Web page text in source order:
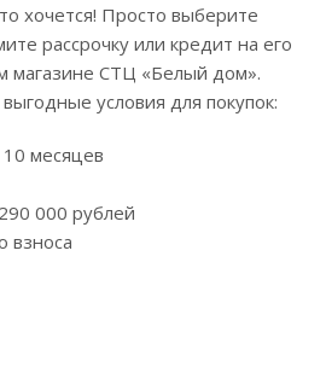
хочется! Просто выберите
рассрочку или кредит на его
магазине СТЦ «Белый дом».
условия для покупок:
10 месяцев
000 рублей
взноса